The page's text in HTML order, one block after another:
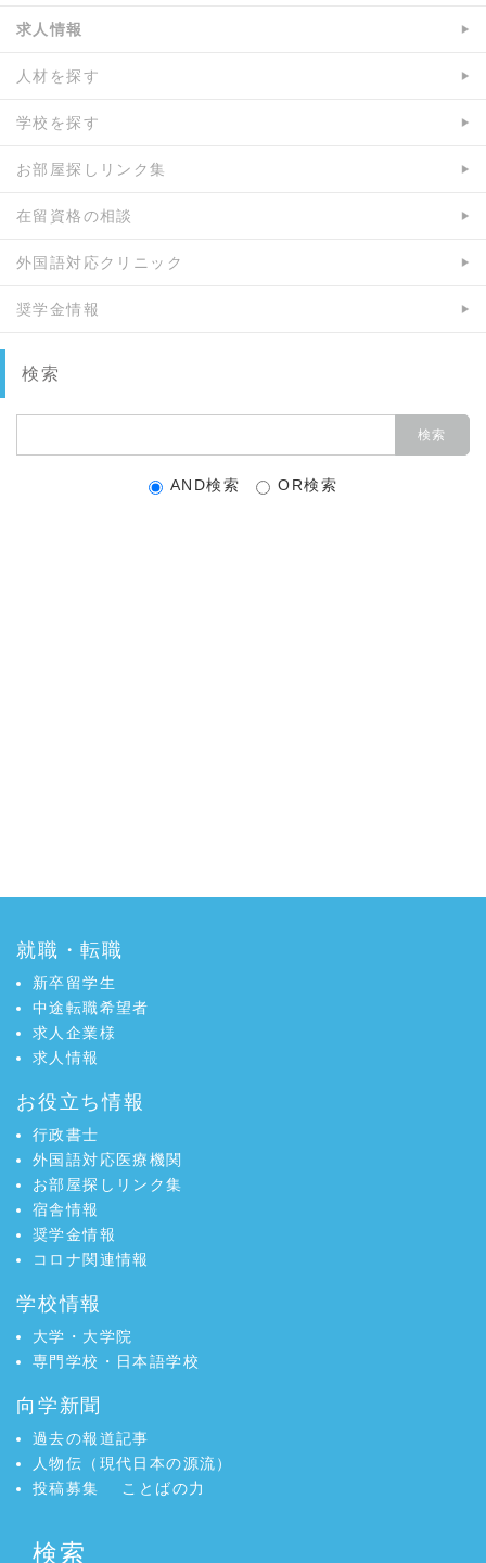
求人情報
人材を探す
学校を探す
お部屋探しリンク集
在留資格の相談
外国語対応クリニック
奨学金情報
検索
AND検索 OR検索
就職・転職
新卒留学生
中途転職希望者
求人企業様
求人情報
お役立ち情報
行政書士
外国語対応医療機関
お部屋探しリンク集
宿舎情報
奨学金情報
コロナ関連情報
学校情報
大学・大学院
専門学校・日本語学校
向学新聞
過去の報道記事
人物伝（現代日本の源流）
投稿募集
ことばの力
検索